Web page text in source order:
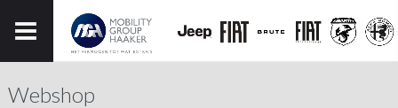
Webshop